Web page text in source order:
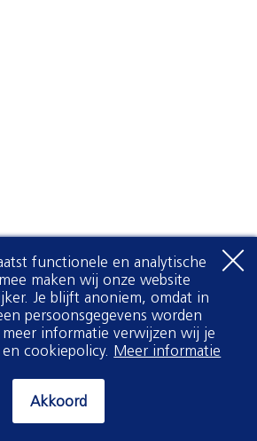
functionele en analytische
maken wij onze website
Je blijft anoniem, omdat in
persoonsgegevens worden
meer informatie verwijzen wij je
cookiepolicy. Meer informatie
Akkoord